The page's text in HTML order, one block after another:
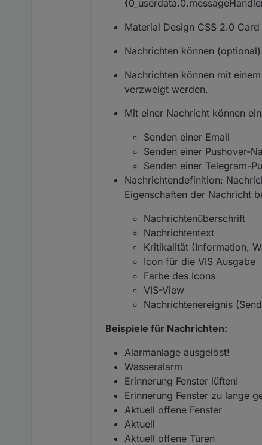
Material Design CSS 2.0
Nachrichten können
Nachrichten können mit
verzweigt werden.
Mit einer Nachricht können
Senden einer Email
Senden einer Pushover-
Senden einer Telegram-
Nachrichtendefinition:
Eigenschaften der Nachricht
Nachrichtenüberschrift
Nachrichtentext
Kritikalität (Information,
Icon für die VIS Ausgabe
Farbe des Icons
VIS-View
Nachrichtenereignis
Beispiele für Nachrichten:
Alarmanlage ausgelöst!
Wasseralarm
Erinnerung Fenster lüften!
Erinnerung Fenster zu lange
Aktuell offene Fenster
Aktuell
Aktuell offene Türen